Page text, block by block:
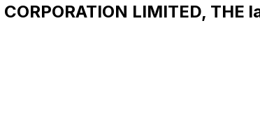
LIMITED, THE